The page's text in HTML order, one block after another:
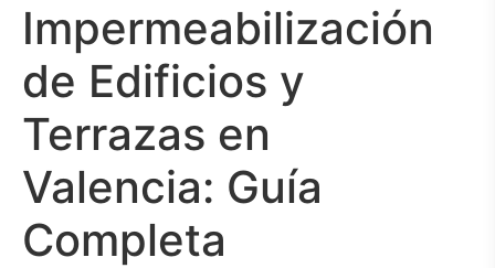
Impermeabilización
de Edificios y
Terrazas en
Valencia: Guía
Completa